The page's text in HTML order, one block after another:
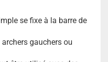
se fixe à la barre de
gauchers ou